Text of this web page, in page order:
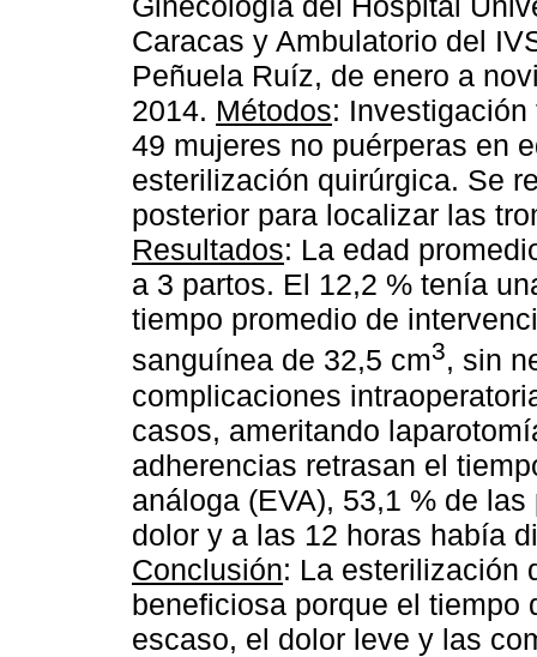
Caracas y Ambulatorio del
Peñuela Ruíz, de enero a
2014. Métodos:
49 mujeres no puérperas en
esterilización quirúrgica. Se
posterior para localizar las
Resultados: La edad
a 3 partos. El 12,2 % tenía
tiempo promedio de
sanguínea de 32,5 cm3, sin
complicaciones
casos, ameritando
adherencias retrasan el
análoga (EVA), 53,1 % de
dolor y a las 12 horas había
Conclusión: La esterilización
beneficiosa porque el tiempo
escaso, el dolor leve y las